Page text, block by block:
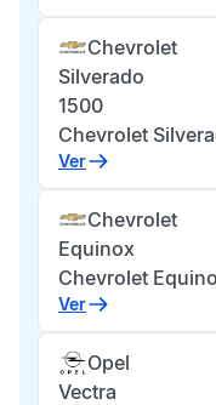
Chevrolet
Silverado
1500
Chevrolet
Ver
Chevrolet
Equinox
Chevrolet
Ver
Opel
Vectra